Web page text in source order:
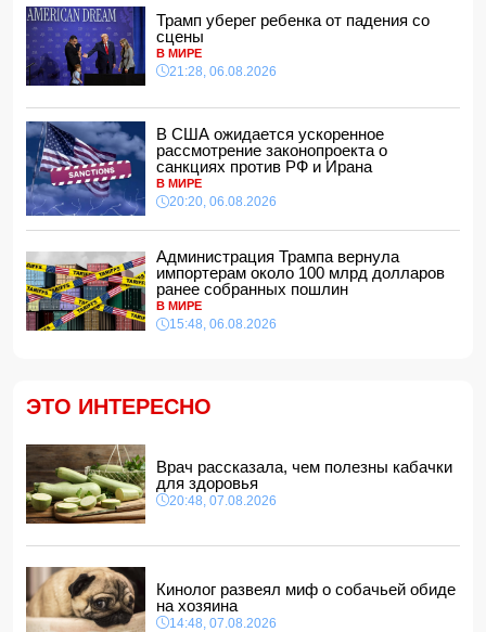
Кинолог развеял миф о собачьей обиде на хозяина
14:48, 07.08.2026
По делу Arzum 9999 назначена повторная комплексная
экспертиза
ЕС ввел новые санкции против России
14:34, 07.08.2026
Ужасающие подробности убийства мужа и жены в
Тертерском районе
14:28, 07.08.2026
14:14, 07.08.2026
Сына Абеля Магеррамова отозвали от должности посла
14:10, 07.08.2026
14:04, 07.08.2026
дипломатами
14:00, 07.08.2026
Прогноз погоды в Азербайджане на 8 августа
12:48, 07.08.2026
В Азербайджане ищут сотрудников с зарплатой до 10
12:40, 07.08.2026
Трамп уберег ребенка от падения со
сцены
В МИРЕ
21:28, 06.08.2026
В США ожидается ускоренное
рассмотрение законопроекта о
санкциях против РФ и Ирана
В МИРЕ
20:20, 06.08.2026
Администрация Трампа вернула
импортерам около 100 млрд долларов
ранее собранных пошлин
В МИРЕ
15:48, 06.08.2026
ЭТО ИНТЕРЕСНО
Врач рассказала, чем полезны кабачки
для здоровья
20:48, 07.08.2026
Кинолог развеял миф о собачьей обиде
на хозяина
14:48, 07.08.2026